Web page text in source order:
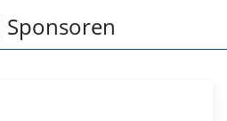
Sponsoren